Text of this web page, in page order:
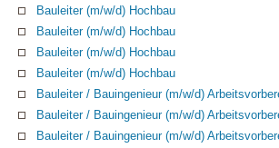
Bauleiter (m/w/d) Hochbau
Bauleiter (m/w/d) Hochbau
Bauleiter (m/w/d) Hochbau
Bauleiter (m/w/d) Hochbau
Bauleiter / Bauingenieur (m/w/d)
Bauleiter / Bauingenieur (m/w/d)
Bauleiter / Bauingenieur (m/w/d)